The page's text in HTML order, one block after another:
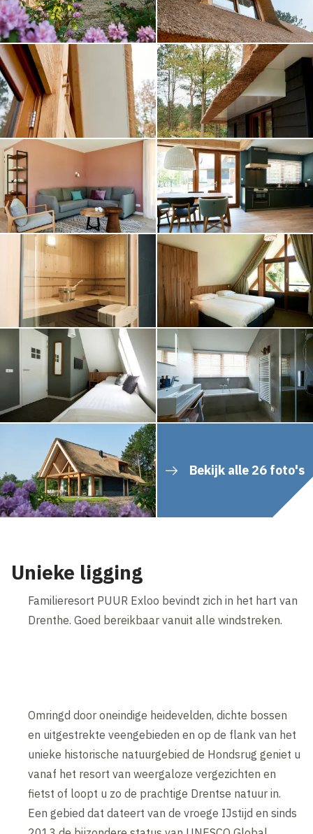
Bekijk alle 26 foto's
Unieke ligging
Familieresort PUUR Exloo bevindt zich in het hart van
Drenthe. Goed bereikbaar vanuit alle windstreken.
Omringd door oneindige heidevelden, dichte bossen
en uitgestrekte veengebieden en op de flank van het
unieke historische natuurgebied de Hondsrug geniet u
vanaf het resort van weergaloze vergezichten en
fietst of loopt u zo de prachtige Drentse natuur in.
Een gebied dat dateert van de vroege IJstijd en sinds